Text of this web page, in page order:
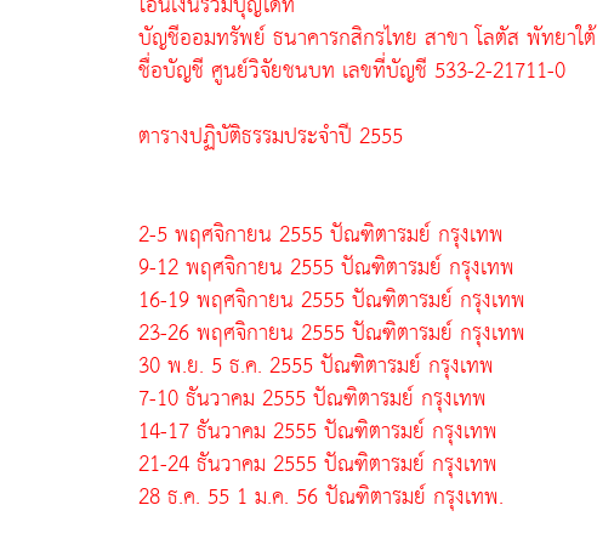
บัญชีออมทรัพย์ ธนาคารกสิกรไทย สาขา โลตัส พัทยาใต้
ชื่อบัญชี ศูนย์วิจัยชนบท เลขที่บัญชี 533-2-21711-0
ตารางปฏิบัติธรรมประจำปี 2555
2-5 พฤศจิกายน 2555 ปัณฑิตารมย์ กรุงเทพ
9-12 พฤศจิกายน 2555 ปัณฑิตารมย์ กรุงเทพ
16-19 พฤศจิกายน 2555 ปัณฑิตารมย์ กรุงเทพ
23-26 พฤศจิกายน 2555 ปัณฑิตารมย์ กรุงเทพ
30 พ.ย. 5 ธ.ค. 2555 ปัณฑิตารมย์ กรุงเทพ
7-10 ธันวาคม 2555 ปัณฑิตารมย์ กรุงเทพ
14-17 ธันวาคม 2555 ปัณฑิตารมย์ กรุงเทพ
21-24 ธันวาคม 2555 ปัณฑิตารมย์ กรุงเทพ
28 ธ.ค. 55 1 ม.ค. 56 ปัณฑิตารมย์ กรุงเทพ.